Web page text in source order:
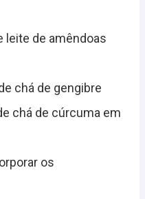
leite de amêndoas
chá de gengibre
chá de cúrcuma em
os